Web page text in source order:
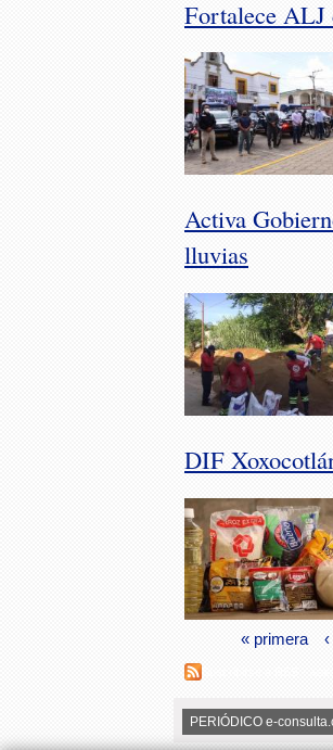
Fortalece ALJ
Activa
lluvias
DIF
« primera
PERIÓDICO e-